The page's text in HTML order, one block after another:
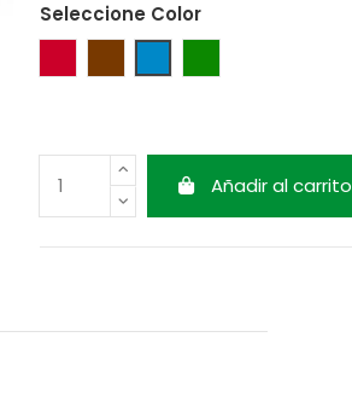
Seleccione Color
Añadir al carrito